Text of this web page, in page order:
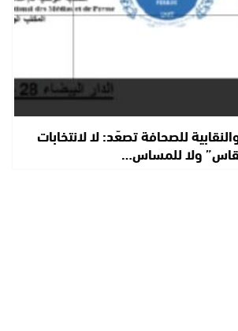
للصحافة تصعّد: لا لانتخابات
ولا للمساس…